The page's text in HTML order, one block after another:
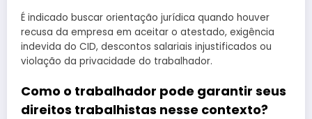
É indicado buscar orientação jurídica quando houver
recusa da empresa em aceitar o atestado, exigência
indevida do CID, descontos salariais injustificados ou
violação da privacidade do trabalhador.
Como o trabalhador pode garantir seus
direitos trabalhistas nesse contexto?